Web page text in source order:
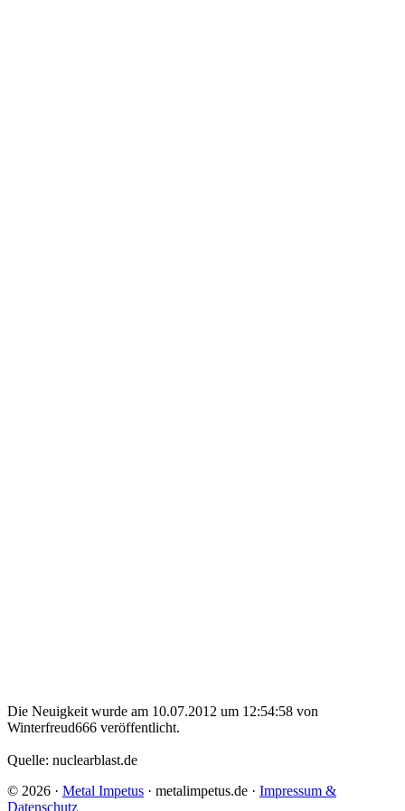
Die Neuigkeit wurde am 10.07.2012 um 12:54:58 von
Winterfreud666 veröffentlicht.
Quelle: nuclearblast.de
© 2026 · Metal Impetus · metalimpetus.de · Impressum &
Datenschutz